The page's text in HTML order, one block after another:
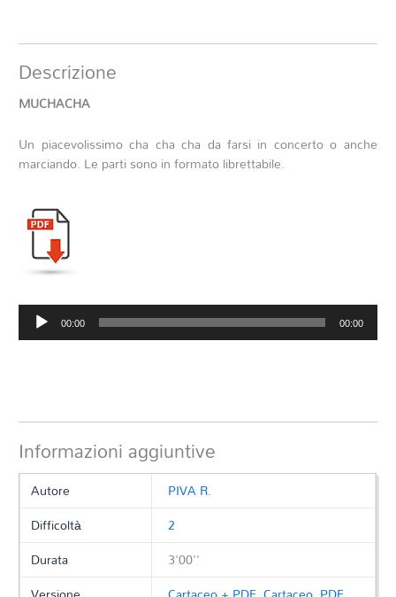
Descrizione
MUCHACHA
Un piacevolissimo cha cha cha da farsi in concerto o anche
marciando. Le parti sono in formato librettabile.
Audio
Player
00:00 00:00
Informazioni aggiuntive
Autore
PIVA R.
Difficoltà
2
Durata
3'00''